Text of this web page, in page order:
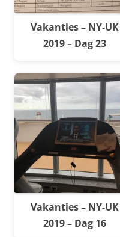
Vakanties – NY-UK
2019 – Dag 23
Vakanties – NY-UK
2019 – Dag 16